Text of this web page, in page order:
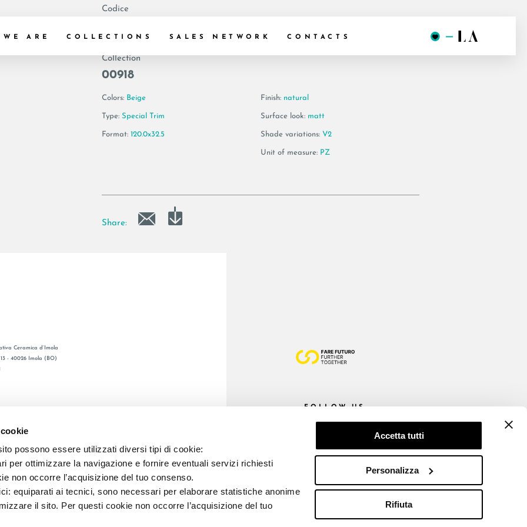
possono essere utilizzati diversi tipi di cookie:
per ottimizzare la navigazione e fornire eventuali servizi richiesti
non occorre l’acquisizione del tuo consenso.
equiparati ai tecnici, sono necessari per elaborare statistiche anonime
il sito. Per questi cookie non occorre l’acquisizione del tuo
Accetta tutti
Personalizza
Rifiuta
WE ARE COLLECTIONS SALES NETWORK CONTACTS
Codice
Collection
00918
Colors: Beige
Type: Special Trim
Format: 120.0x32.5
Finish: natural
Surface look: matt
Shade variations: V2
Unit of measure: PZ
Share:
Ceramica d’Imola
- 40026 Imola (BO)
FOLLOW US
E REG. IMPR. BO 00286900378 R.E.A. BO 5545